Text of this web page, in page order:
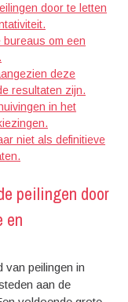
door te letten
bureaus om een
deze
resultaten zijn.
in het
niet als definitieve
peilingen door
en
van peilingen in
aan de